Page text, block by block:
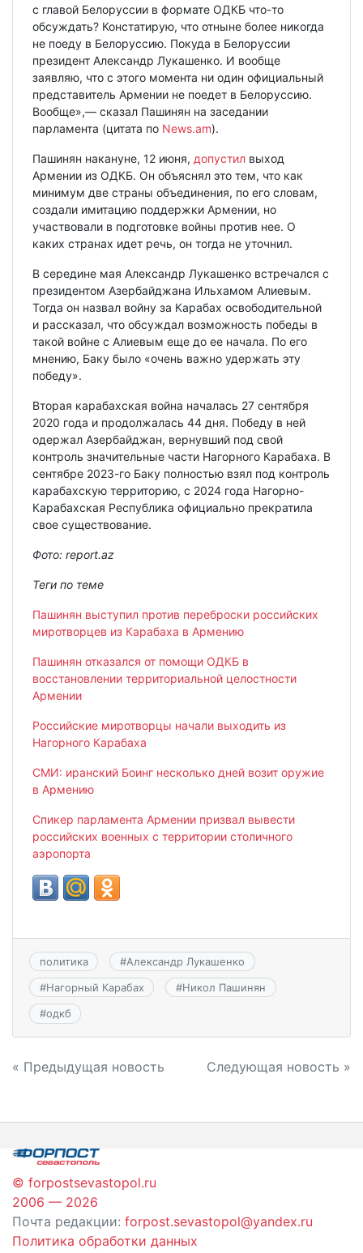
с главой Белоруссии в формате ОДКБ что-то
обсуждать? Констатирую, что отныне более никогда
не поеду в Белоруссию. Покуда в Белоруссии
президент Александр Лукашенко. И вообще
заявляю, что с этого момента ни один официальный
представитель Армении не поедет в Белоруссию.
Вообще»,— сказал Пашинян на заседании
парламента (цитата по News.am).
Пашинян накануне, 12 июня, допустил выход
Армении из ОДКБ. Он объяснял это тем, что как
минимум две страны объединения, по его словам,
создали имитацию поддержки Армении, но
участвовали в подготовке войны против нее. О
каких странах идет речь, он тогда не уточнил.
В середине мая Александр Лукашенко встречался с
президентом Азербайджана Ильхамом Алиевым.
Тогда он назвал войну за Карабах освободительной
и рассказал, что обсуждал возможность победы в
такой войне с Алиевым еще до ее начала. По его
мнению, Баку было «очень важно удержать эту
победу».
Вторая карабахская война началась 27 сентября
2020 года и продолжалась 44 дня. Победу в ней
одержал Азербайджан, вернувший под свой
контроль значительные части Нагорного Карабаха. В
сентябре 2023-го Баку полностью взял под контроль
карабахскую территорию, с 2024 года Нагорно-
Карабахская Республика официально прекратила
свое существование.
Фото: report.az
Теги по теме
Пашинян выступил против переброски российских
миротворцев из Карабаха в Армению
Пашинян отказался от помощи ОДКБ в
восстановлении территориальной целостности
Армении
Российские миротворцы начали выходить из
Нагорного Карабаха
СМИ: иранский Боинг несколько дней возит оружие
в Армению
Спикер парламента Армении призвал вывести
российских военных с территории столичного
аэропорта
политика #Александр Лукашенко
#Нагорный Карабах #Никол Пашинян
#одкб
Навигация
записям
« Предыдущая новость Следующая новость »
© forpostsevastopol.ru
2006 — 2026
Почта редакции: forpost.sevastopol@yandex.ru
Политика обработки данных